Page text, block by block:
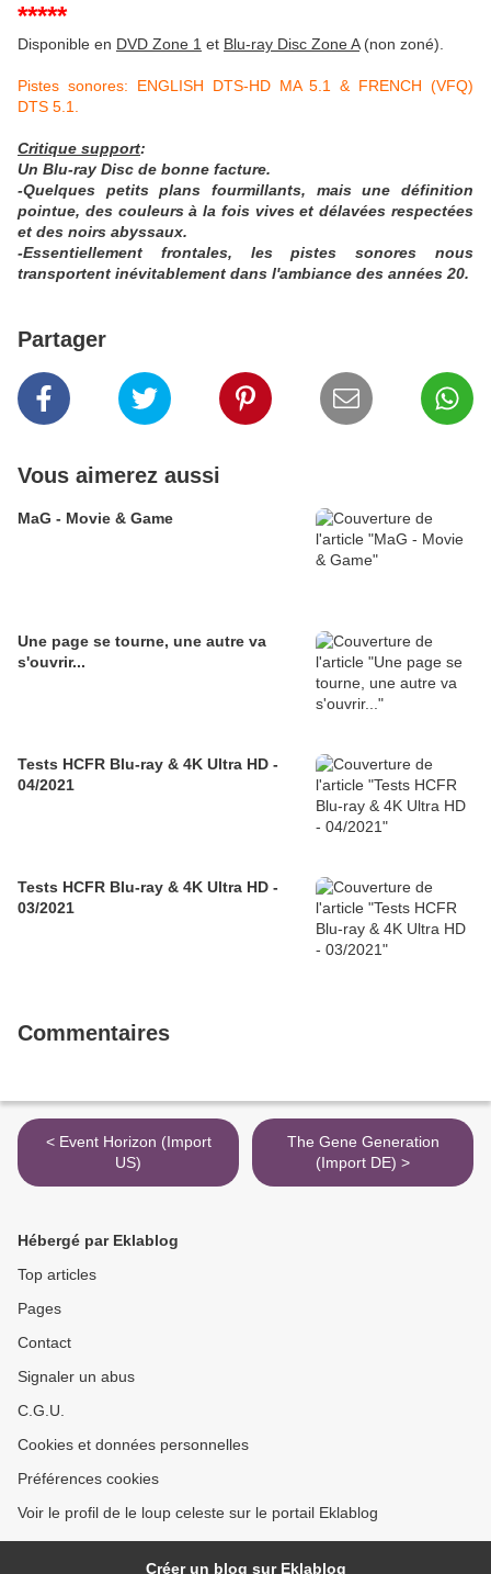
*****
Disponible en DVD Zone 1 et Blu-ray Disc Zone A(non zoné).
Pistes sonores: ENGLISH DTS-HD MA 5.1 & FRENCH (VFQ)
DTS 5.1.
Critique support:
Un Blu-ray Disc de bonne facture.
-Quelques petits plans fourmillants, mais une définition
pointue, des couleurs à la fois vives et délavées respectées
et des noirs abyssaux.
-Essentiellement frontales, les pistes sonores nous
transportent inévitablement dans l'ambiance des années 20.
Partager
Vous aimerez aussi
MaG - Movie & Game
Une page se tourne, une autre va
s'ouvrir...
Tests HCFR Blu-ray & 4K Ultra HD -
04/2021
Tests HCFR Blu-ray & 4K Ultra HD -
03/2021
Commentaires
< Event Horizon (Import
US)
The Gene Generation
(Import DE) >
Hébergé par Eklablog
Top articles
Pages
Contact
Signaler un abus
C.G.U.
Cookies et données personnelles
Préférences cookies
Voir le profil de le loup celeste sur le portail Eklablog
Créer un blog sur Eklablog